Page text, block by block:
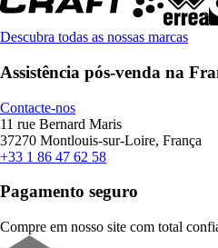
Descubra todas as nossas marcas
Assistência pós-venda na
Contacte-nos
11 rue Bernard Maris
37270 Montlouis-sur-Loire, França
+33 1 86 47 62 58
Pagamento seguro
Compre em nosso site com total